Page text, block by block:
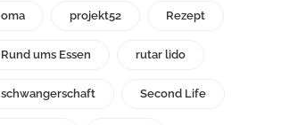
oma projekt52 Rezept
Rund ums Essen rutar lido
schwangerschaft Second Life